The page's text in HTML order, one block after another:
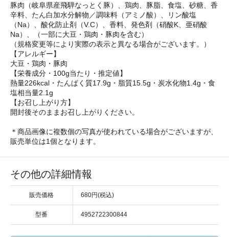
豚肉（岐阜県産飛騨なっとく豚）、鶏肉、豚脂、食塩、砂糖、香
辛料、たん白加水分解物／調味料（アミノ酸）、リン酸塩
（Na）、酸化防止剤（V.C）、香料、発色剤（硝酸K、亜硝酸
Na）、（一部に大豆・鶏肉・豚肉を含む）
（規格変更等により実際の表示と異なる場合がございます。）
【アレルギー】
大豆・鶏肉・豚肉
【栄養成分・100g当たり・推定値】
熱量226kcal・たんぱく質17.9g・脂質15.5g・炭水化物1.4g・食
塩相当量2.1g
【お召し上がり方】
開封後そのままお召し上がりください。
＊商品画像に複数個の写真が使われている場合がございますが、
販売単位は1個となります。
その他の詳細情報
販売価格 680円(税込)
型番 4952722300844